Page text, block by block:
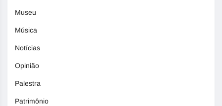
Museu
Música
Notícias
Opinião
Palestra
Patrimônio